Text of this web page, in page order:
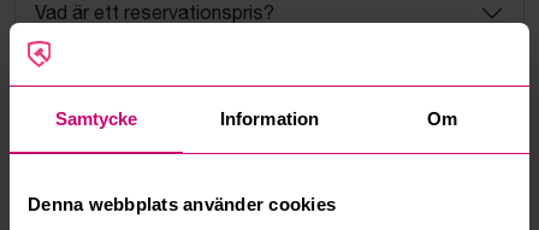
Samtycke Information Om
Denna webbplats använder cookies
Vad är ett reservationspris?
Kan jag ångra ett bud?